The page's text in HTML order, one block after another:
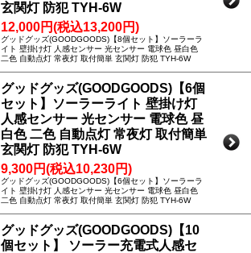
玄関灯 防犯 TYH-6W
12,000円(税込13,200円)
グッドグッズ(GOODGOODS)【8個セット】ソーラーラ
イト 壁掛け灯 人感センサー 光センサー 電球色 昼白色
二色 自動点灯 常夜灯 取付簡単 玄関灯 防犯 TYH-6W
グッドグッズ(GOODGOODS)【6個
セット】ソーラーライト 壁掛け灯
人感センサー 光センサー 電球色 昼
白色 二色 自動点灯 常夜灯 取付簡単
玄関灯 防犯 TYH-6W
9,300円(税込10,230円)
グッドグッズ(GOODGOODS)【6個セット】ソーラーラ
イト 壁掛け灯 人感センサー 光センサー 電球色 昼白色
二色 自動点灯 常夜灯 取付簡単 玄関灯 防犯 TYH-6W
グッドグッズ(GOODGOODS)【10
個セット】 ソーラー充電式人感セ